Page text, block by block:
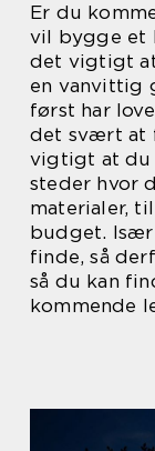
Er du
vil bygge et
det vigtigt
en vanvittig
først har
det svært at
vigtigt at
steder hvor
materialer,
budget.
finde, så
så du kan
kommende